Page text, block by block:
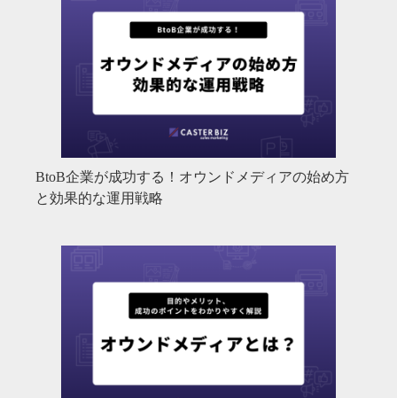
BtoB企業が成功する！オウンドメディアの始め方
と効果的な運用戦略